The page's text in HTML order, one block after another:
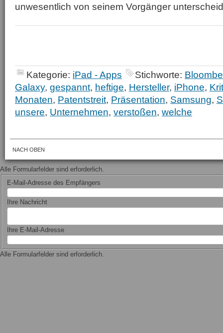
unwesentlich von seinem Vorgänger
Kategorie: iPad - Apps Stichworte:
Galaxy, gespannt, heftige, Hersteller, iPhone,
Monaten, Patentstreit, Präsentation, Samsung,
unsere, Unternehmen, verstoßen, welche
NACH OBEN
Alle Formularfelder sind erforderlich.
E-Mail-Adresse des Empfängers
Ihre Nachricht
Ihre E-Mail-Adresse
Alle Formularfelder sind erforderlich.